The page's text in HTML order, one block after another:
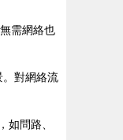
需網絡也
。對網絡流
如問路、